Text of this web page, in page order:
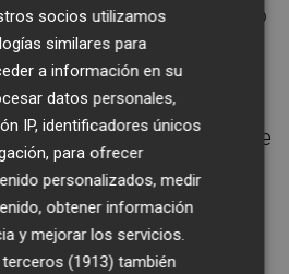
en un instituto como
bien las
(cerámica, pintura,
técnico era territorio
tuve que dar una clase
sobre espirales. Me la
y todo parecía ir bien…
a hacer preguntas
Pude salvarlo
socios utilizamos
similares para
a información en su
datos personales,
IP, identificadores únicos
para ofrecer
personalizados, medir
obtener información
y mejorar los servicios.
(1913) también